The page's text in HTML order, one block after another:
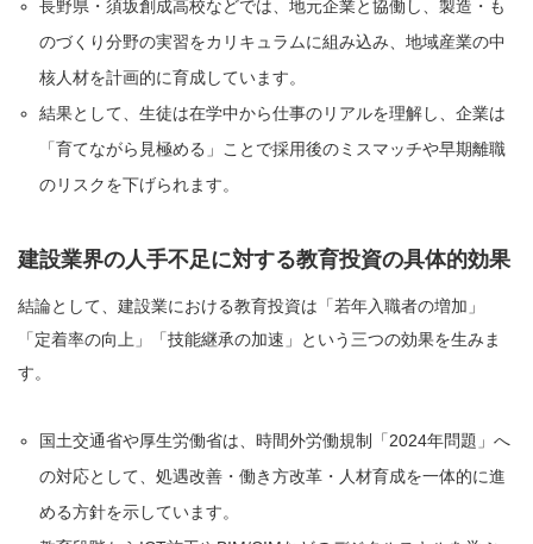
長野県・須坂創成高校などでは、地元企業と協働し、製造・も
のづくり分野の実習をカリキュラムに組み込み、地域産業の中
核人材を計画的に育成しています。
結果として、生徒は在学中から仕事のリアルを理解し、企業は
「育てながら見極める」ことで採用後のミスマッチや早期離職
のリスクを下げられます。
建設業界の人手不足に対する教育投資の具体的効果
結論として、建設業における教育投資は「若年入職者の増加」
「定着率の向上」「技能継承の加速」という三つの効果を生みま
す。
国土交通省や厚生労働省は、時間外労働規制「2024年問題」へ
の対応として、処遇改善・働き方改革・人材育成を一体的に進
める方針を示しています。